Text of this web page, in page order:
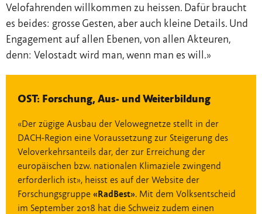
Velofahrenden willkommen zu heissen. Dafür braucht
es beides: grosse Gesten, aber auch kleine Details. Und
Engagement auf allen Ebenen, von allen Akteuren,
denn: Velostadt wird man, wenn man es will.»
OST: Forschung, Aus- und Weiterbildung
«Der zügige Ausbau der Velowegnetze stellt in der
DACH-Region eine Voraussetzung zur Steigerung des
Veloverkehrsanteils dar, der zur Erreichung der
europäischen bzw. nationalen Klimaziele zwingend
erforderlich ist», heisst es auf der Website der
Forschungsgruppe «RadBest». Mit dem Volksentscheid
im September 2018 hat die Schweiz zudem einen